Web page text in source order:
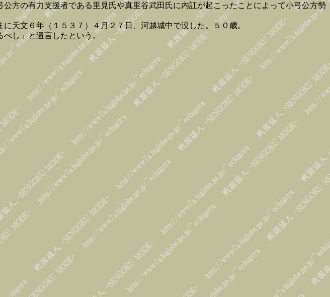
方の有力支援者である里見氏や真里谷武田氏に内訌が起こったことによって小弓公方勢
天文６年（１５３７）４月２７日、河越城中で没した。５０歳。
し」と遺言したという。